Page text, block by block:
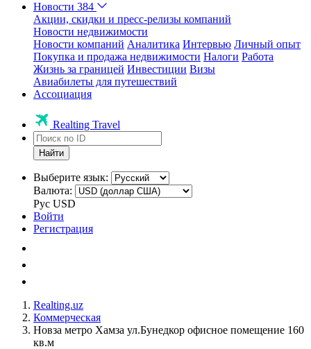
Новости 384
Акции, скидки и пресс-релизы компаний
Новости недвижимости
Новости компаний Аналитика Интервью Личный опыт
Покупка и продажа недвижимости Налоги Работа
Жизнь за границей Инвестиции Визы
Авиабилеты для путешествий
Ассоциация
Realting Travel
Найти
Выберите язык:
Валюта:
Рус USD
Войти
Регистрация
Realting.uz
Коммерческая
Новза метро Хамза ул.Бунедкор офисное помещение 160
кв.м